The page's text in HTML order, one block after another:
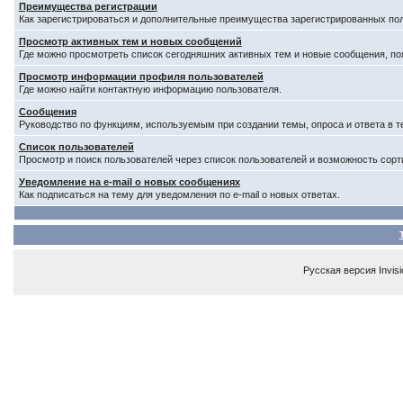
Преимущества регистрации
Как зарегистрироваться и дополнительные преимущества зарегистрированных
Просмотр активных тем и новых сообщений
Где можно просмотреть список сегодняшних активных тем и новые сообщения,
Просмотр информации профиля пользователей
Где можно найти контактную информацию пользователя.
Сообщения
Руководство по функциям, используемым при создании темы, опроса и ответа в
Список пользователей
Просмотр и поиск пользователей через список пользователей и возможность
Уведомление на e-mail о новых сообщениях
Как подписаться на тему для уведомления по e-mail о новых ответах.
Русская версия